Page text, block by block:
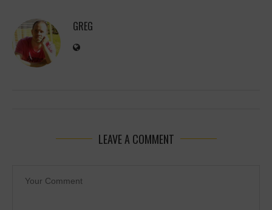
GREG
LEAVE A COMMENT